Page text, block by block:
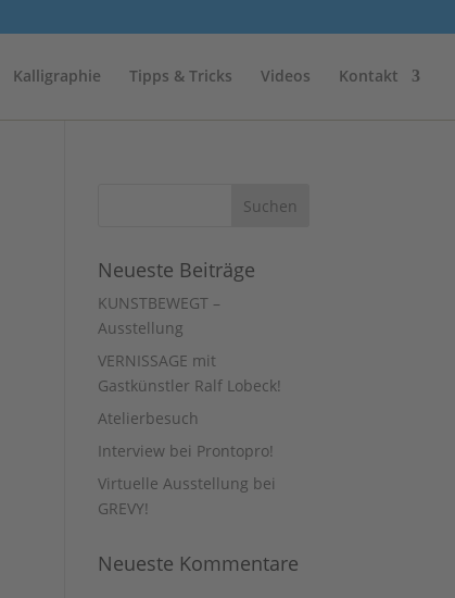
Kalligraphie Tipps & Tricks Videos Kontakt
Neueste Beiträge
KUNSTBEWEGT –
Ausstellung
VERNISSAGE mit
Gastkünstler Ralf Lobeck!
Atelierbesuch
Interview bei Prontopro!
Virtuelle Ausstellung bei
GREVY!
Neueste Kommentare